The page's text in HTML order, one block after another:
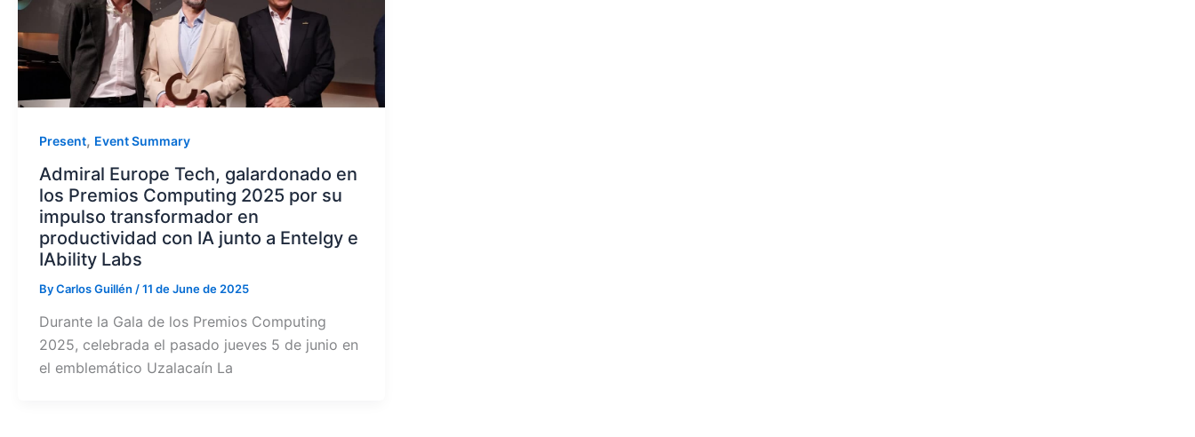
Present, Event Summary
Admiral Europe Tech, galardonado en
los Premios Computing 2025 por su
impulso transformador en
productividad con IA junto a Entelgy e
IAbility Labs
ByCarlos Guillén /11 de June de 2025
Durante la Gala de los Premios Computing
2025, celebrada el pasado jueves 5 de junio en
el emblemático Uzalacaín La